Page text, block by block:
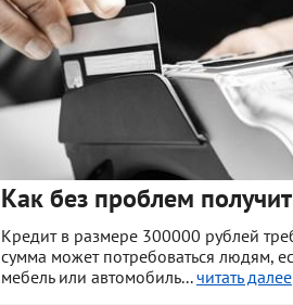
Как без проблем
Кредит в размере 300000 рублей
сумма может потребоваться людям,
мебель или автомобиль...читать далее